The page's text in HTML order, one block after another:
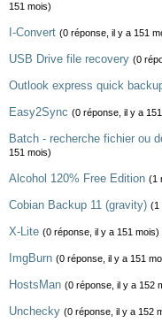
151 mois)
I-Convert (0 réponse, il y a 151
USB Drive file recovery (0
Outlook express quick
Easy2Sync (0 réponse, il y a
Batch - recherche fichier ou
151 mois)
Alcohol 120% Free Edition (1
Cobian Backup 11 (gravity) (1
X-Lite (0 réponse, il y a 151 mois)
ImgBurn (0 réponse, il y a 151
HostsMan (0 réponse, il y a 152
Unchecky (0 réponse, il y a 152